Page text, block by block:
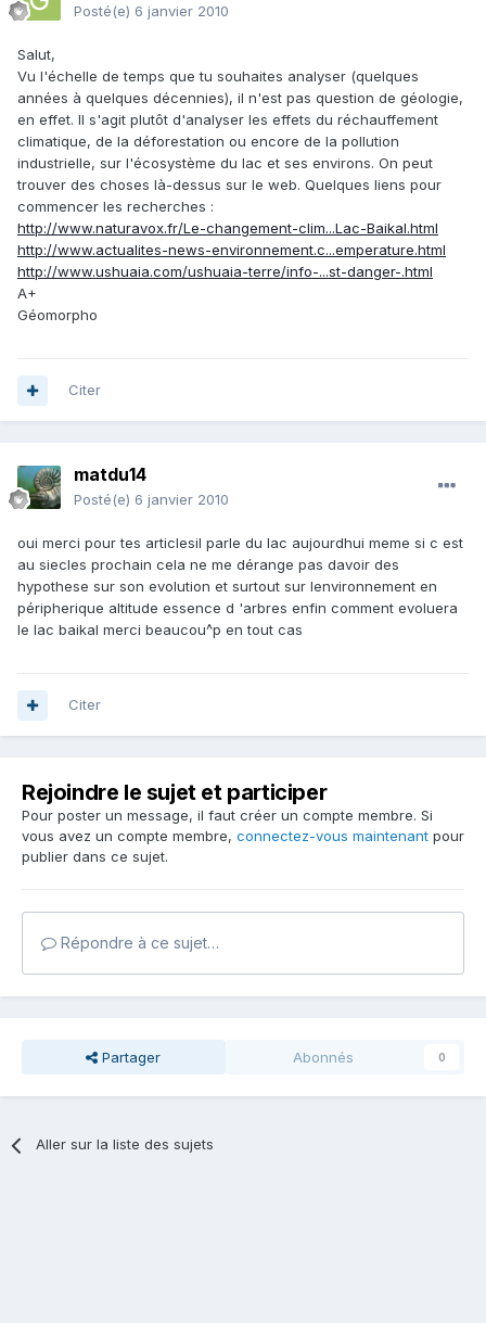
Posté(e) 6 janvier 2010
Salut,
Vu l'échelle de temps que tu souhaites analyser (quelques
années à quelques décennies), il n'est pas question de géologie,
en effet. Il s'agit plutôt d'analyser les effets du réchauffement
climatique, de la déforestation ou encore de la pollution
industrielle, sur l'écosystème du lac et ses environs. On peut
trouver des choses là-dessus sur le web. Quelques liens pour
commencer les recherches :
http://www.naturavox.fr/Le-changement-clim...Lac-Baikal.html
http://www.actualites-news-environnement.c...emperature.html
http://www.ushuaia.com/ushuaia-terre/info-...st-danger-.html
A+
Géomorpho
Citer
matdu14
Posté(e) 6 janvier 2010
oui merci pour tes articlesil parle du lac aujourdhui meme si c est
au siecles prochain cela ne me dérange pas davoir des
hypothese sur son evolution et surtout sur lenvironnement en
péripherique altitude essence d 'arbres enfin comment evoluera
le lac baikal merci beaucou^p en tout cas
Citer
Rejoindre le sujet et participer
Pour poster un message, il faut créer un compte membre. Si
vous avez un compte membre, connectez-vous maintenant pour
publier dans ce sujet.
Répondre à ce sujet…
Partager Abonnés 0
Aller sur la liste des sujets